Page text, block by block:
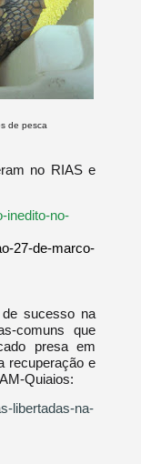
de pesca
no RIAS e
inedito-no-
27-de-marco-
sucesso na
comuns que
presa em
recuperação e
Quiaios:
libertadas-na-